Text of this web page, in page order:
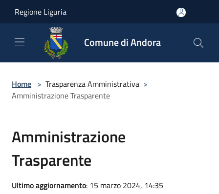
Regione Liguria
Comune di Andora
Home > Trasparenza Amministrativa >
Amministrazione Trasparente
Amministrazione
Trasparente
Ultimo aggiornamento: 15 marzo 2024, 14:35